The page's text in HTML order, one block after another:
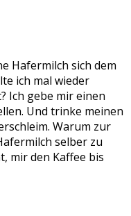
Hafermilch sich dem
ich mal wieder
Ich gebe mir einen
Und trinke meinen
Warum zur
selber zu
mir den Kaffee bis